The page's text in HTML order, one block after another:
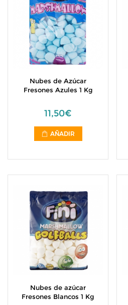
Nubes de Azúcar
Fresones Azules 1 Kg
11,50€
AÑADIR
Nubes de azúcar
Fresones Blancos 1 Kg